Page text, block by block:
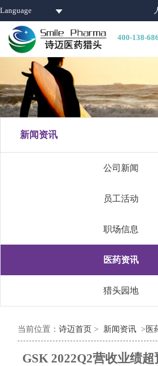
Language
400-138-
新闻资讯
公司新闻
员工活动
职场信息
医药资讯
猎头园地
当前位置： 诗迈首页 > 新闻资讯 > 医
GSK 2022Q2营收业绩